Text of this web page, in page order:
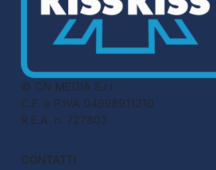
© CN MEDIA S.r.l.
C.F. e P.IVA 04998911210
R.E.A. n. 727803
CONTATTI